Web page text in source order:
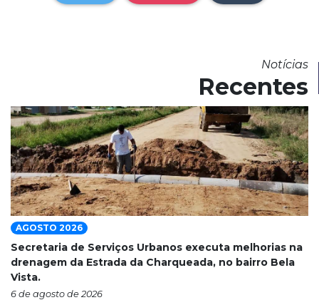
Notícias
Recentes
AGOSTO 2026
Secretaria de Serviços Urbanos executa melhorias na
drenagem da Estrada da Charqueada, no bairro Bela
Vista.
6 de agosto de 2026